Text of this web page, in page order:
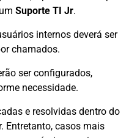
Suporte TI Jr.
internos deverá ser
chamados.
ser configurados,
necessidade.
e resolvidas dentro do
Entretanto, casos mais